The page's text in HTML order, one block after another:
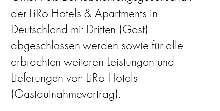
der LiRo Hotels & Apartments in
Deutschland mit Dritten (Gast)
abgeschlossen werden sowie für alle
erbrachten weiteren Leistungen und
Lieferungen von LiRo Hotels
(Gastaufnahmevertrag).